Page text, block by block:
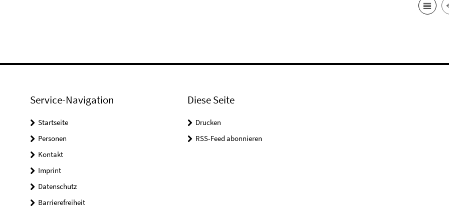
Service-Navigation
Startseite
Personen
Kontakt
Imprint
Datenschutz
Barrierefreiheit
Diese Seite
Drucken
RSS-Feed abonnieren